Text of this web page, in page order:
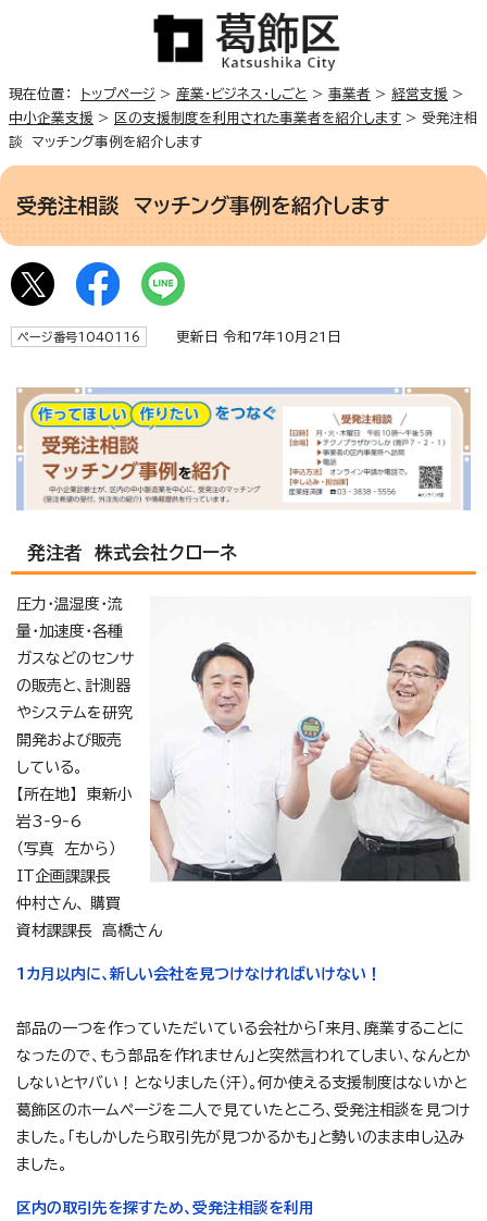
現在位置： トップページ > 産業・ビジネス・しごと > 事業者 > 経営支援 >
中小企業支援 > 区の支援制度を利用された事業者を紹介します > 受発注相
談 マッチング事例を紹介します
受発注相談 マッチング事例を紹介します
ページ番号1040116 更新日 令和7年10月21日
発注者 株式会社クローネ
圧力・温湿度・流
量・加速度・各種
ガスなどのセンサ
の販売と、計測器
やシステムを研究
開発および販売
している。
【所在地】 東新小
岩3‐9‐6
（写真 左から）
IT企画課課長
仲村さん、 購買
資材課課長 高橋さん
1カ月以内に、新しい会社を見つけなければいけない！
部品の一つを作っていただいている会社から「来月、廃業することに
なったので、もう部品を作れません」と突然言われてしまい、なんとか
しないとヤバい！となりました（汗）。何か使える支援制度はないかと
葛飾区のホームページを二人で見ていたところ、受発注相談を見つけ
ました。「もしかしたら取引先が見つかるかも」と勢いのまま申し込み
ました。
区内の取引先を探すため、受発注相談を利用